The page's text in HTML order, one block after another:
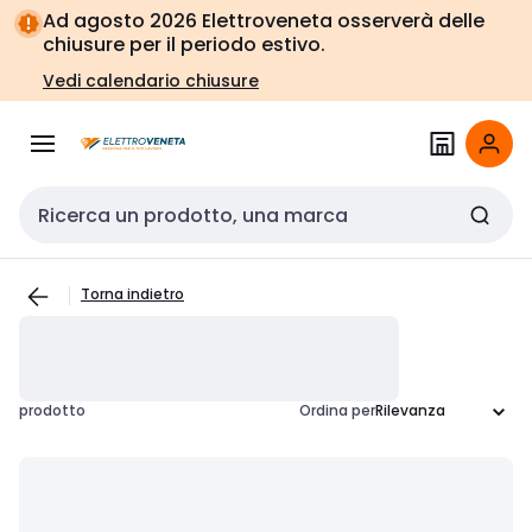
Vai alla
navigazione
Vai
alla
pagina
Ad agosto 2026 Elettroveneta osserverà delle
chiusure per il periodo estivo.
Vedi calendario chiusure
Cerca input
Torna indietro
prodotto Ordina per